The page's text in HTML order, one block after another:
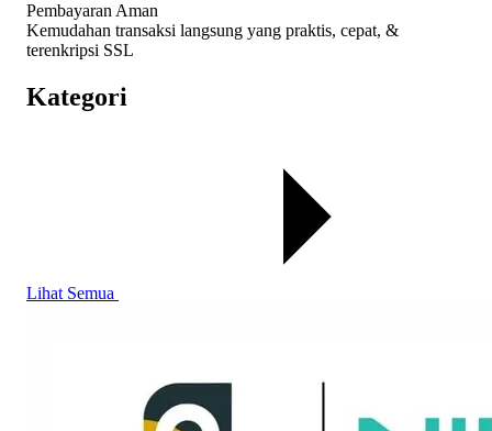
Pembayaran Aman
Kemudahan transaksi langsung yang praktis, cepat, &
terenkripsi SSL
Kategori
Lihat Semua